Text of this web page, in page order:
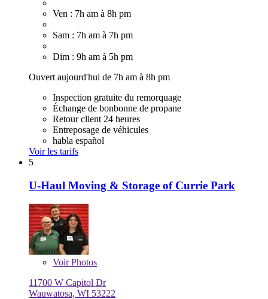
Ven : 7h am à 8h pm
Sam : 7h am à 7h pm
Dim : 9h am à 5h pm
Ouvert aujourd'hui de 7h am à 8h pm
Inspection gratuite du remorquage
Échange de bonbonne de propane
Retour client 24 heures
Entreposage de véhicules
habla español
Voir les tarifs
5
U-Haul Moving & Storage of Currie Park
VoirPhotos
11700 W Capitol Dr
Wauwatosa, WI 53222